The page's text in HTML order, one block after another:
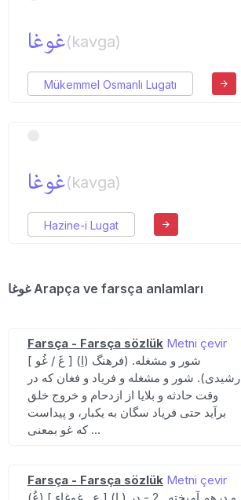
غوغا(kavga)
Mükemmel Osmanlı Lugatı
غوغا(kavga)
Hazine-i Lugat
غوغا Arapça ve farsça anlamları
Farsça - Farsça sözlük Metni çevir
[ غَ / غُو ] (اِ) شور و مشغله. (فرهنگ
رشیدی). شور و مشغله و فریاد و فغان که در
وقت حادثه و بلایا از ازدحام و خروج خلق
برآید حتی فریاد سگان به یکبار، و پیداست
که غو بمعنی ...
Farsça - Farsça sözlük Metni çevir